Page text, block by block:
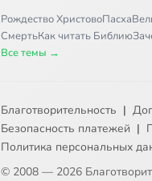
Рождество ХристовоПасха
СмертьКак читать Библию
Все темы →
Благотворительность |
Безопасность платежей |
Политика персональных
© 2008 — 2026